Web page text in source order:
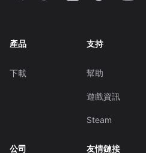
產品
下載
支持
幫助
遊戲資訊
Steam
公司 友情鏈接